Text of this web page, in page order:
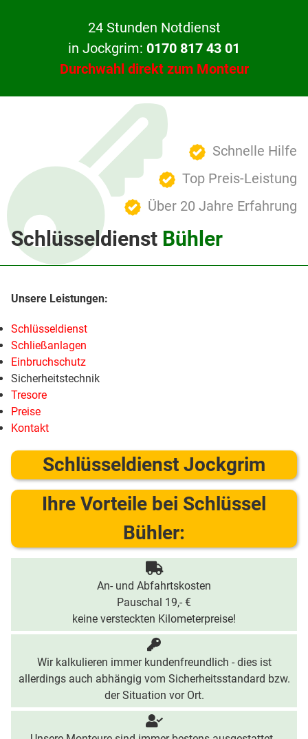
24 Stunden Notdienst
in Jockgrim: 0170 817 43 01
Durchwahl direkt zum Monteur
Schnelle Hilfe
Top Preis-Leistung
Über 20 Jahre Erfahrung
Schlüsseldienst Bühler
Schlüsseldienst
Schließanlagen
Einbruchschutz
Sicherheitstechnik
Tresore
Preise
Kontakt
Schlüsseldienst Jockgrim
Ihre Vorteile bei Schlüssel
Bühler:
An- und Abfahrtskosten
Pauschal 19,- €
keine versteckten Kilometerpreise!
Wir kalkulieren immer kundenfreundlich - dies ist
allerdings auch abhängig vom Sicherheitsstandard bzw.
der Situation vor Ort.